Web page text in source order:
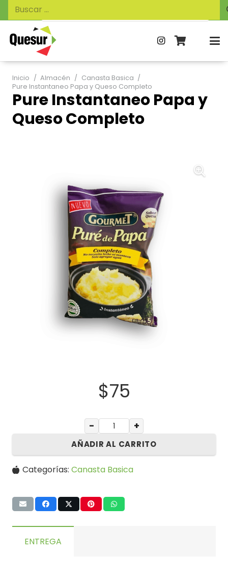
de
productos
Buscar:
Inicio / Almacén / Canasta Basica /
Pure Instantaneo Papa y Queso Completo
Pure Instantaneo Papa y
Queso Completo
$75
− +
AÑADIR AL CARRITO
Categorías:Canasta Basica
ENTREGA